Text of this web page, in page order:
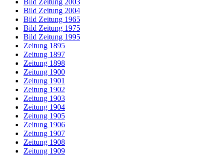
Bild Zeitung 2003
Bild Zeitung 2004
Bild Zeitung 1965
Bild Zeitung 1975
Bild Zeitung 1995
Zeitung 1895
Zeitung 1897
Zeitung 1898
Zeitung 1900
Zeitung 1901
Zeitung 1902
Zeitung 1903
Zeitung 1904
Zeitung 1905
Zeitung 1906
Zeitung 1907
Zeitung 1908
Zeitung 1909